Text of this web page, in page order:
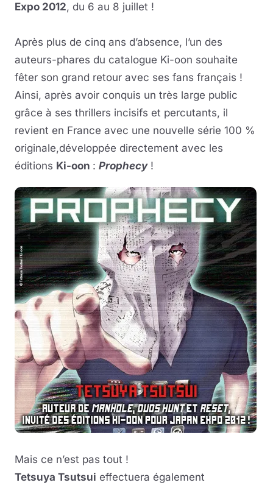
Expo 2012, du 6 au 8 juillet !
Après plus de cinq ans d’absence, l’un des
auteurs-phares du catalogue Ki-oon souhaite
fêter son grand retour avec ses fans français !
Ainsi, après avoir conquis un très large public
grâce à ses thrillers incisifs et percutants, il
revient en France avec une nouvelle série 100 %
originale,développée directement avec les
éditions Ki-oon : Prophecy!
Mais ce n’est pas tout !
Tetsuya Tsutsui effectuera également